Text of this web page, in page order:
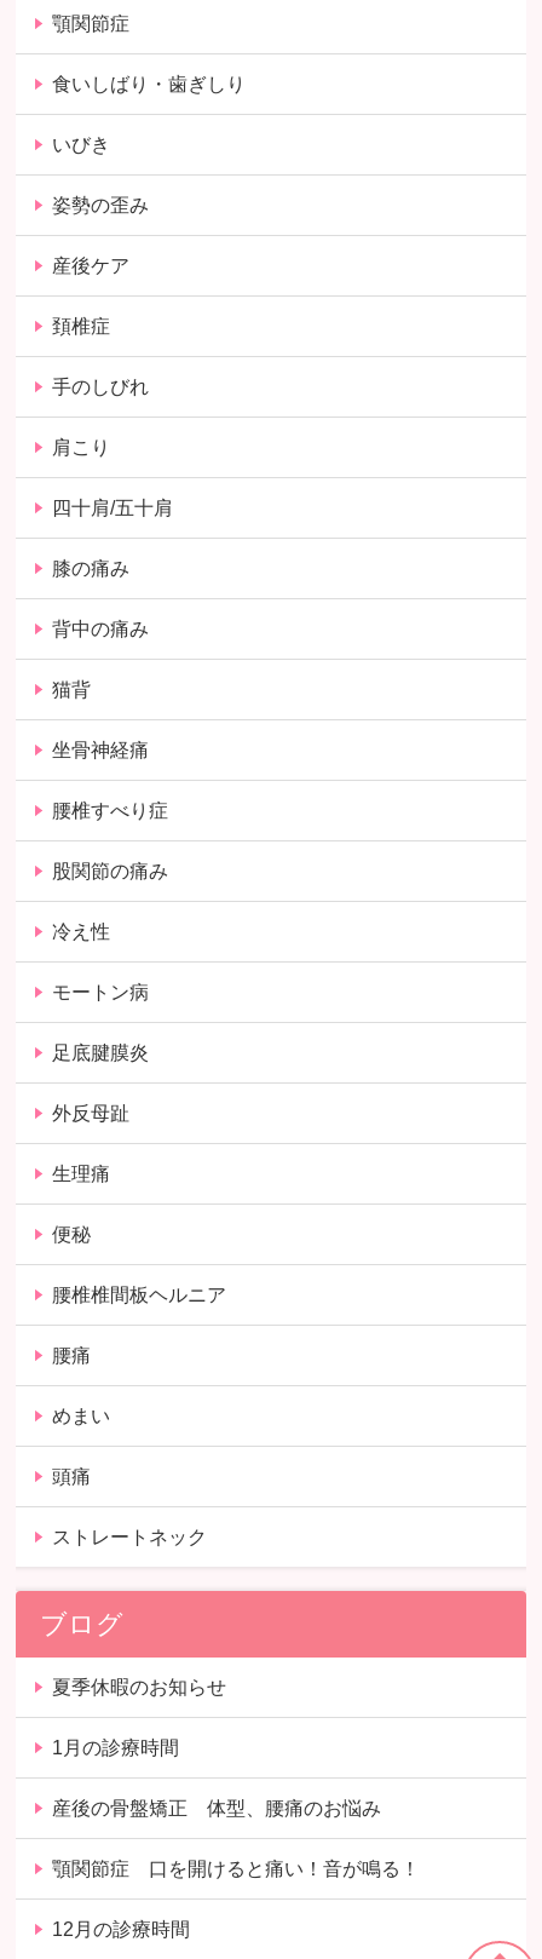
顎関節症
食いしばり・歯ぎしり
いびき
姿勢の歪み
産後ケア
頚椎症
手のしびれ
肩こり
四十肩/五十肩
膝の痛み
背中の痛み
猫背
坐骨神経痛
腰椎すべり症
股関節の痛み
冷え性
モートン病
足底腱膜炎
外反母趾
生理痛
便秘
腰椎椎間板ヘルニア
腰痛
めまい
頭痛
ストレートネック
ブログ
夏季休暇のお知らせ
1月の診療時間
産後の骨盤矯正 体型、腰痛のお悩み
顎関節症 口を開けると痛い！音が鳴る！
12月の診療時間